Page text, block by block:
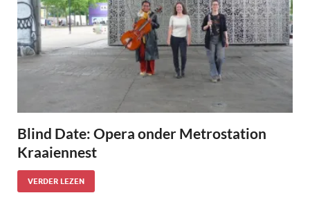
Blind Date: Opera onder Metrostation
Kraaiennest
VERDER LEZEN